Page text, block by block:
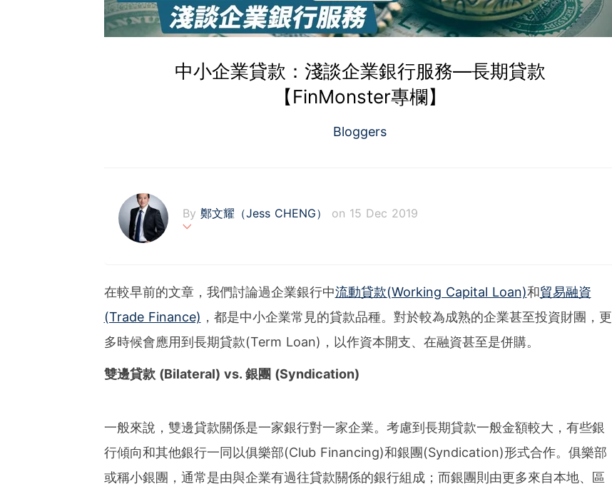
中小企業貸款：淺談企業銀行服務—長期貸款
【FinMonster專欄】
Bloggers
By 鄭文耀（Jess CHENG） on 15 Dec 2019
inMonster前，於外資和中資企業銀行管理工作十多年以上，深諳商業貸款市場的運
識、經驗和科技，促進行業發展。鄭氏亦為特許金融分析師(CFA)。
在較早前的文章，我們討論過企業銀行中流動貸款(Working Capital Loan)和貿易融資
(Trade Finance) ，都是中小企業常見的貸款品種。對於較為成熟的企業甚至投資財團，更
多時候會應用到長期貸款(Term Loan)，以作資本開支、在融資甚至是併購。
雙邊貸款 (Bilateral) vs. 銀團 (Syndication)
一般來說，雙邊貸款關係是一家銀行對一家企業。考慮到長期貸款一般金額較大，有些銀
行傾向和其他銀行一同以俱樂部(Club Financing)和銀團(Syndication)形式合作。俱樂部
或稱小銀團，通常是由與企業有過往貸款關係的銀行組成；而銀團則由更多來自本地、區